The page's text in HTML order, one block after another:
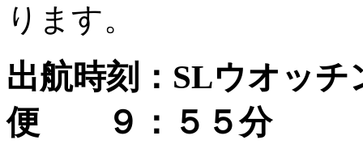
ります。
出航時刻：SLウオッ
便 ９：５５分